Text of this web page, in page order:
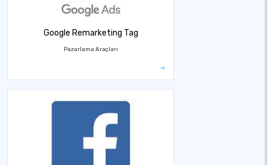
Google Remarketing Tag
Pazarlama Araçları